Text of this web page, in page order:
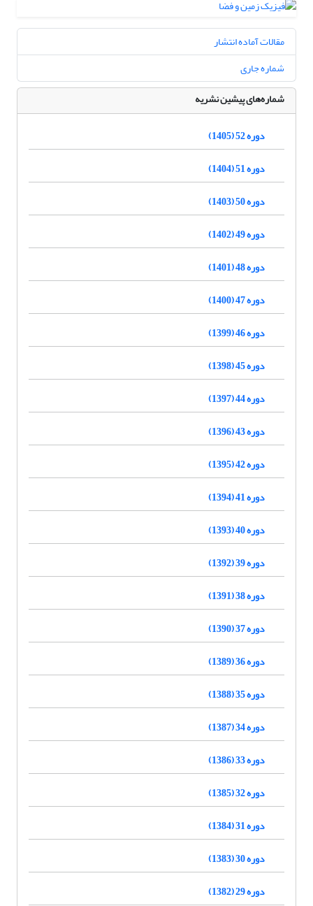
مقالات آماده انتشار
شماره جاری
شماره‌های پیشین نشریه
دوره 52 (1405)
دوره 51 (1404)
دوره 50 (1403)
دوره 49 (1402)
دوره 48 (1401)
دوره 47 (1400)
دوره 46 (1399)
دوره 45 (1398)
دوره 44 (1397)
دوره 43 (1396)
دوره 42 (1395)
دوره 41 (1394)
دوره 40 (1393)
دوره 39 (1392)
دوره 38 (1391)
دوره 37 (1390)
دوره 36 (1389)
دوره 35 (1388)
دوره 34 (1387)
دوره 33 (1386)
دوره 32 (1385)
دوره 31 (1384)
دوره 30 (1383)
دوره 29 (1382)